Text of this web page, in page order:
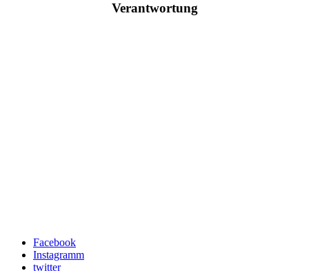
Verantwortung
Facebook
Instagramm
twitter